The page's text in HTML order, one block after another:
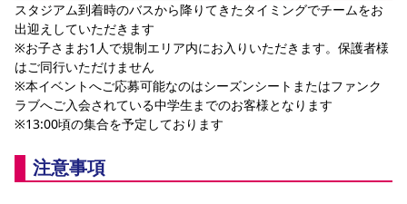
スタジアム到着時のバスから降りてきたタイミングでチームをお
出迎えしていただきます
※お子さまお1人で規制エリア内にお入りいただきます。保護者様
はご同行いただけません
※本イベントへご応募可能なのはシーズンシートまたはファンク
ラブへご入会されている中学生までのお客様となります
※13:00頃の集合を予定しております
注意事項